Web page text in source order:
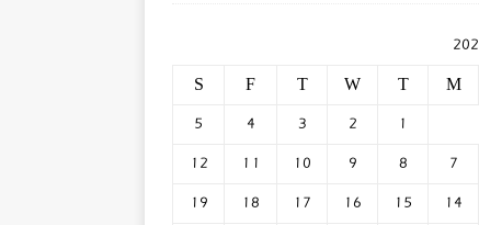
M
T
W
T
F
S
1
2
3
4
5
7
8
9
10
11
12
14
15
16
17
18
19